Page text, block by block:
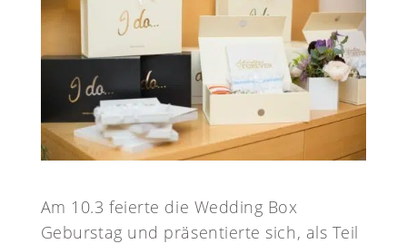
Am 10.3 feierte die Wedding Box
Geburstag und präsentierte sich, als Teil